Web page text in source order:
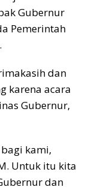
Gubernur
Pemerintah
dan
karena acara
Gubernur,
kami,
Untuk itu kita
dan